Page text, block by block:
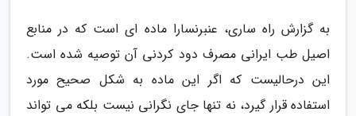
به گزارش راه ساری، عنبرنسارا ماده ای است که در منابع
اصیل طب ایرانی مصرف دود کردنی آن توصیه شده است.
این درحالیست که اگر این ماده به شکل صحیح مورد
استفاده قرار گیرد، نه تنها جای نگرانی نیست بلکه می تواند